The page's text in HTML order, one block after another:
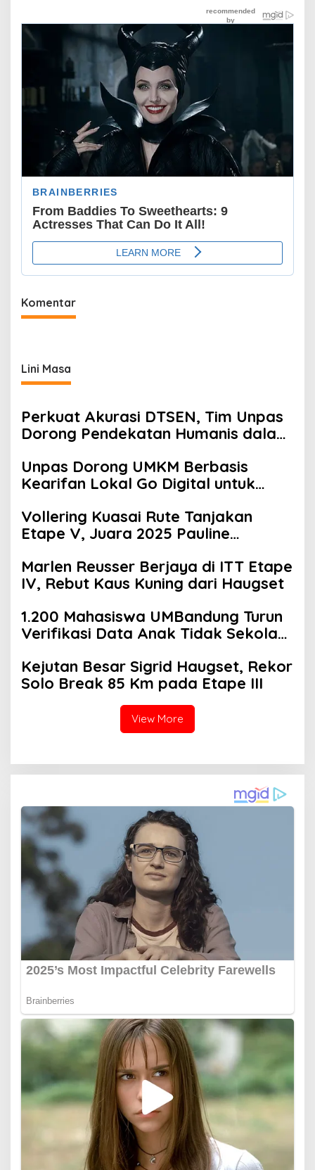
Komentar
Lini Masa
Perkuat Akurasi DTSEN, Tim Unpas
Dorong Pendekatan Humanis dalam
Unpas Dorong UMKM Berbasis
Kearifan Lokal Go Digital untuk
Vollering Kuasai Rute Tanjakan
Etape V, Juara 2025 Pauline
Marlen Reusser Berjaya di ITT Etape
IV, Rebut Kaus Kuning dari Haugset
1.200 Mahasiswa UMBandung Turun
Verifikasi Data Anak Tidak Sekolah,
Jawa Barat Menyelamatkan
Generasi
Kejutan Besar Sigrid Haugset, Rekor
Solo Break 85 Km pada Etape III
View More